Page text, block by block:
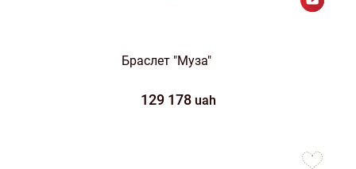
Браслет "Муза"
129 178 uah
favorites